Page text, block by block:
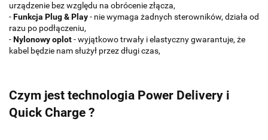
urządzenie bez względu na obrócenie złącza,
-Funkcja Plug & Play- nie wymaga żadnych sterowników, działa od
razu po podłączeniu,
-Nylonowy oplot- wyjątkowo trwały i elastyczny gwarantuje, że
kabel będzie nam służył przez długi czas,
Czym jest technologia Power Delivery i
Quick Charge ?